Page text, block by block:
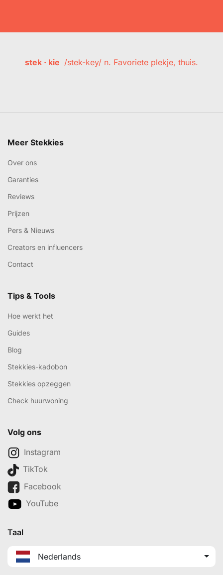
stek · kie /stek-key/ n. Favoriete plekje, thuis.
Meer Stekkies
Over ons
Garanties
Reviews
Prijzen
Pers & Nieuws
Creators en influencers
Contact
Tips & Tools
Hoe werkt het
Guides
Blog
Stekkies-kadobon
Stekkies opzeggen
Check huurwoning
Volg ons
Instagram
TikTok
Facebook
YouTube
Taal
Nederlands